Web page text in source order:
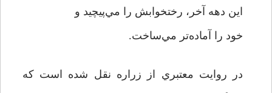
اين دهه آخر، رختخوابش را مي‌پيچيد و
خود را آماده‌تر مي‌ساخت.
در روايت معتبري از زراره نقل شده است که